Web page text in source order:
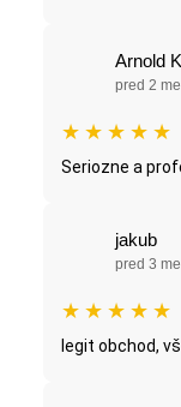
Arnold
pred 2
★ ★ ★ ★ ★
Seriozne a
jakub
pred 3
★ ★ ★ ★ ★
legit obchod,